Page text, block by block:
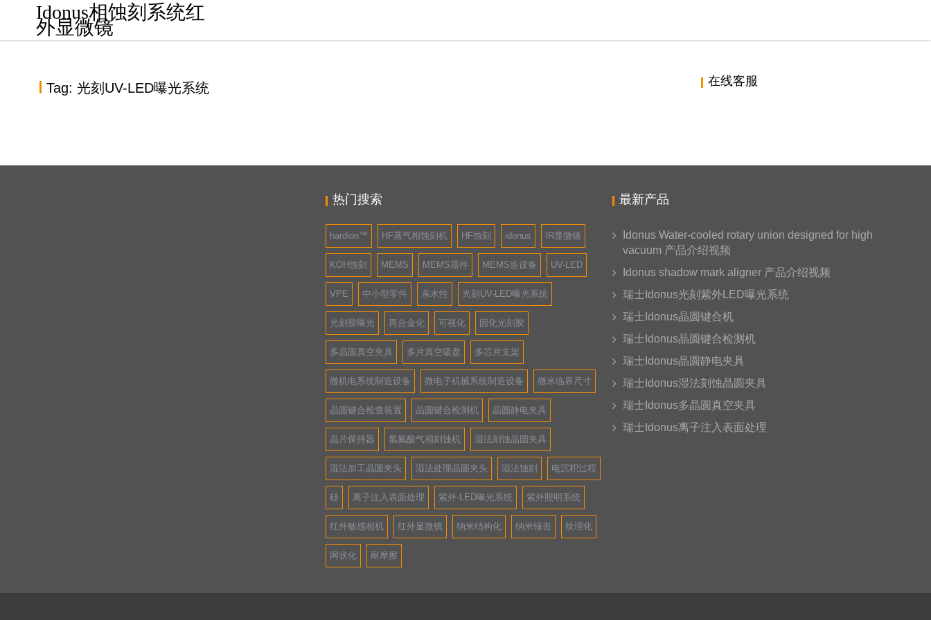
i
Idonus相蚀刻系统红
外显微镜
Tag: 光刻UV-LED曝光系统 在线客服
热门搜索
hardion™ HF蒸气相蚀刻机 HF蚀刻 idonus IR显微镜
KOH蚀刻 MEMS MEMS器件 MEMS造设备 UV-LED
VPE 中小型零件 亲水性 光刻UV-LED曝光系统
光刻胶曝光 再合金化 可视化 固化光刻胶
多晶圆真空夹具 多片真空吸盘 多芯片支架
微机电系统制造设备 微电子机械系统制造设备 微米临界尺寸
晶圆键合检查装置 晶圆键合检测机 晶圆静电夹具
晶片保持器 氢氟酸气相刻蚀机 湿法刻蚀晶圆夹具
湿法加工晶圆夹头 湿法处理晶圆夹头 湿法蚀刻 电沉积过程
硅 离子注入表面处理 紫外-LED曝光系统 紫外照明系统
红外敏感相机 红外显微镜 纳米结构化 纳米锤击 纹理化
网状化 耐摩擦
最新产品
Idonus Water-cooled rotary union designed for high
vacuum 产品介绍视频
Idonus shadow mark aligner 产品介绍视频
瑞士Idonus光刻紫外LED曝光系统
瑞士Idonus晶圆键合机
瑞士Idonus晶圆键合检测机
瑞士Idonus晶圆静电夹具
瑞士Idonus湿法刻蚀晶圆夹具
瑞士Idonus多晶圆真空夹具
瑞士Idonus离子注入表面处理